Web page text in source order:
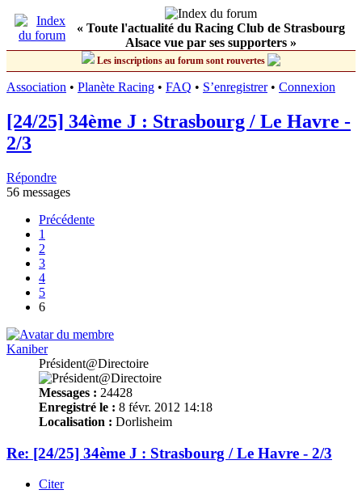
« Toute l'actualité du Racing Club de Strasbourg
Alsace vue par ses supporters »
Les inscriptions au forum sont rouvertes
Association • Planète Racing • FAQ • S’enregistrer• Connexion
[24/25] 34ème J : Strasbourg / Le Havre -
2/3
Répondre
56 messages
Précédente
1
2
3
4
5
6
Kaniber
Président@Directoire
Messages : 24428
Enregistré le : 8 févr. 2012 14:18
Localisation : Dorlisheim
Re: [24/25] 34ème J : Strasbourg / Le Havre - 2/3
Citer